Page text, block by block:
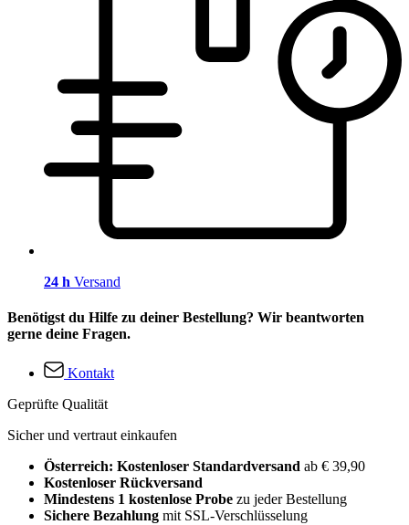
24 h Versand
Benötigst du Hilfe zu deiner Bestellung? Wir beantworten
gerne deine Fragen.
Kontakt
Geprüfte Qualität
Sicher und vertraut einkaufen
Österreich: Kostenloser Standardversand ab € 39,90
Kostenloser Rückversand
Mindestens 1 kostenlose Probe zu jeder Bestellung
Sichere Bezahlung mit SSL-Verschlüsselung